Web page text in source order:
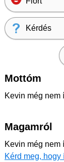
Kérdés
Mottóm
Kevin még nem
Magamról
Kevin még nem
Kérd meg, hogy